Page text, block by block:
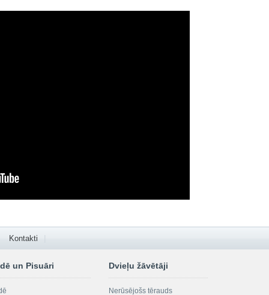
Kontakti
un Pisuāri Dvieļu žāvētāji
Nerūsējošs tērauds